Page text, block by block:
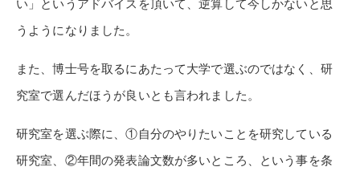
うようになりました。
また、博士号を取るにあたって大学で選ぶのではなく、研
究室で選んだほうが良いとも言われました。
研究室を選ぶ際に、①自分のやりたいことを研究している
研究室、②年間の発表論文数が多いところ、という事を条